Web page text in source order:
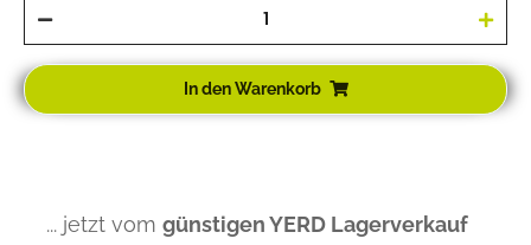
In den Warenkorb
... jetzt vom günstigen YERD Lagerverkauf